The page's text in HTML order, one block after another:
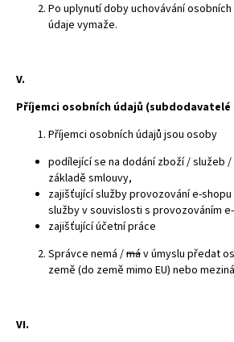
Po uplynutí doby uchovávání
údaje vymaže.
V.
Příjemci osobních údajů (subdodavatelé
Příjemci osobních údajů jsou osoby
podílející se na dodání zboží / služeb
základě smlouvy,
zajišťující služby provozování e-
služby v souvislosti s provozováním
zajišťující účetní práce
Správce nemá /máv úmyslu předat
země (do země mimo EU) nebo
VI.